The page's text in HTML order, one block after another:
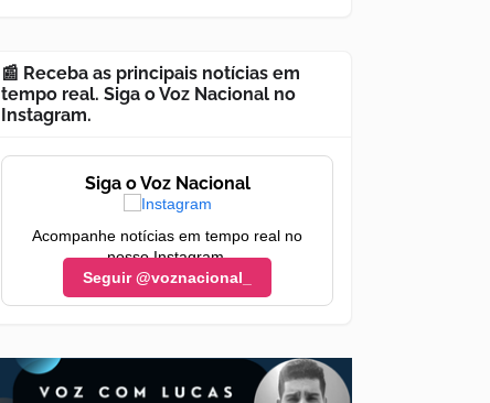
📰 Receba as principais notícias em
tempo real. Siga o Voz Nacional no
Instagram.
Siga o Voz Nacional
Acompanhe notícias em tempo real no
nosso Instagram.
Seguir @voznacional_